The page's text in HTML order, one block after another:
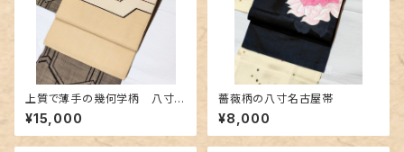
上質で薄手の幾何学柄 八寸
の名古屋帯
¥15,000
薔薇柄の八寸名古屋帯
¥8,000